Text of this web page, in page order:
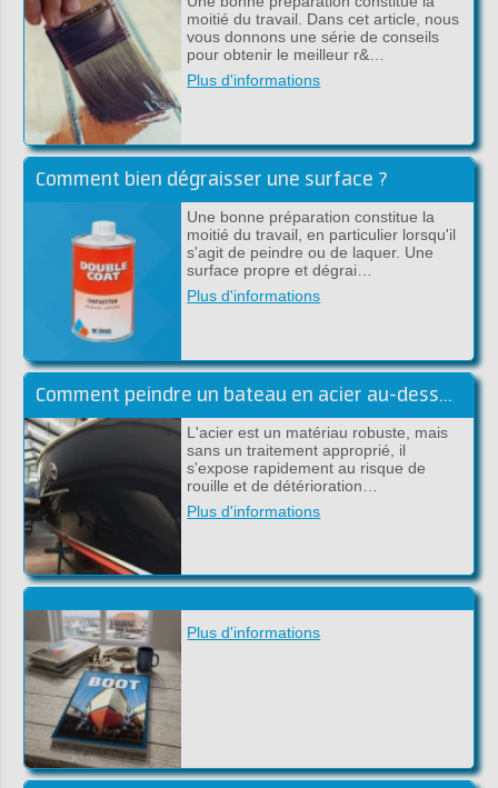
moitié du travail. Dans cet article, nous
vous donnons une série de conseils
pour obtenir le meilleur r&…
Plus d'informations
Comment bien dégraisser une surface ?
Une bonne préparation constitue la
moitié du travail, en particulier lorsqu'il
s'agit de peindre ou de laquer. Une
surface propre et dégrai…
Plus d'informations
Comment peindre un bateau en acier au-dessus et sous la ligne de flottaison
L'acier est un matériau robuste, mais
sans un traitement approprié, il
s'expose rapidement au risque de
rouille et de détérioration…
Plus d'informations
Plus d'informations